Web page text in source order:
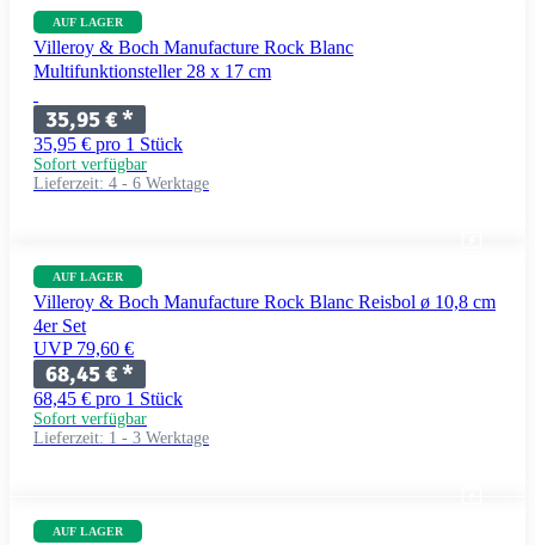
AUF LAGER
Villeroy & Boch Manufacture Rock Blanc
Multifunktionsteller 28 x 17 cm
35,95 €*
35,95 € pro 1 Stück
Sofort verfügbar
Lieferzeit: 4 - 6 Werktage
AUF LAGER
Villeroy & Boch Manufacture Rock Blanc Reisbol ø 10,8 cm
4er Set
UVP 79,60 €
68,45 €*
68,45 € pro 1 Stück
Sofort verfügbar
Lieferzeit: 1 - 3 Werktage
AUF LAGER